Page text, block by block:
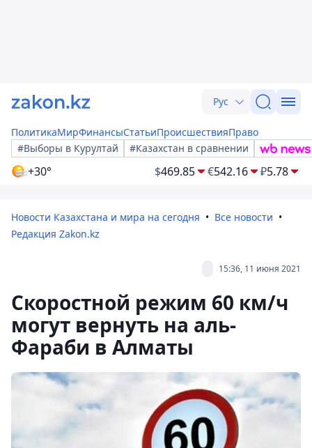
Рус
ПолитикаМирФинансыСтатьиПроисшествияПраво
#Выборы в Курултай
#Казахстан в сравнении
+30° $469.85 €542.16 ₽5.78
Новости Казахстана и мира на сегодня
Все новости
Редакция Zakon.kz
15:36, 11 июня 2021
Скоростной режим 60 км/ч
могут вернуть на аль-
Фараби в Алматы